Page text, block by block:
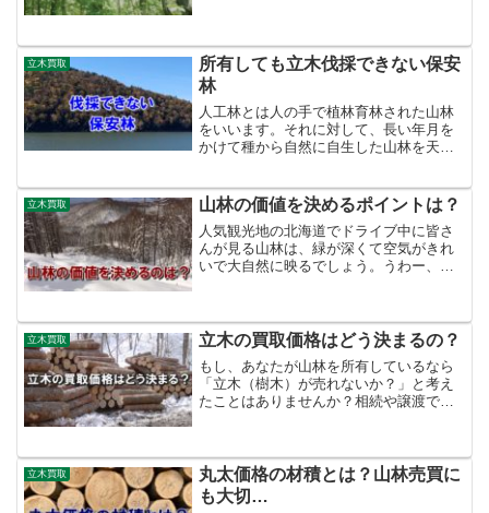
たない…現実として、今も多くの林業家
や山林所有者...
立木買取
所有しても立木伐採できない保安
林
人工林とは人の手で植林育林された山林
をいいます。それに対して、長い年月を
かけて種から自然に自生した山林を天然
万haです。人工林は一般的に将来に立木
を販売して利...
立木買取 山林の価値を決めるポイントは？
人気観光地の北海道でドライブ中に皆さ
んが見る山林は、緑が深くて空気がきれ
いで大自然に映るでしょう。うわー、北
が悪い、林道が無い…緑を眺めているの
に高価な立木だ…とか、傾...
立木買取 立木の買取価格はどう決まるの？
もし、あなたが山林を所有しているなら
「立木（樹木）が売れないか？」と考え
たことはありませんか？相続や譲渡であ
方もいるでしょう。山林に関して「利用
法」が具体的に思い浮かば...
立木買取
丸太価格の材積とは？山林売買に
も大切…